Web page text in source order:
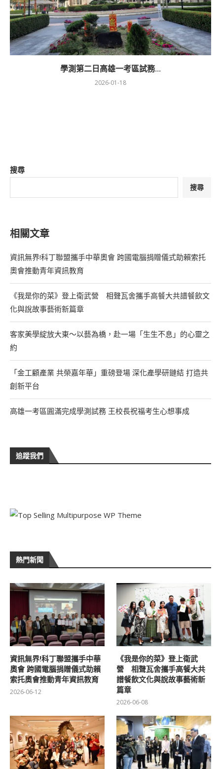
學測第二日高雄一考區試務...
2026-01-18
搜尋
搜尋
相關文章
資訊無界!科丁聯盟攜手中華奧會 跨國電腦捐贈儀式助賴索托
奧會推動青年資訊教育
《我是你的菜》登上衛武營 相聲瓦舍攜手高餐大共譜餐飲文
化與說故事藝術新篇章
客家美學綻放大東～以藝為橋，赴一場「生生不息」的心靈之
約
「金工顧產業 共榮嘉年華」重磅登場 深化產學研鏈結 打造共
創新平台
高雄一考區圓滿完成學測試務 王校長祝福考生心想事成
追蹤我們
熱門新聞
資訊無界!科丁聯盟攜手中華
奧會 跨國電腦捐贈儀式助賴
索托奧會推動青年資訊教育
2026-06-12
《我是你的菜》登上衛武
營 相聲瓦舍攜手高餐大共
譜餐飲文化與說故事藝術新
篇章
2026-06-08